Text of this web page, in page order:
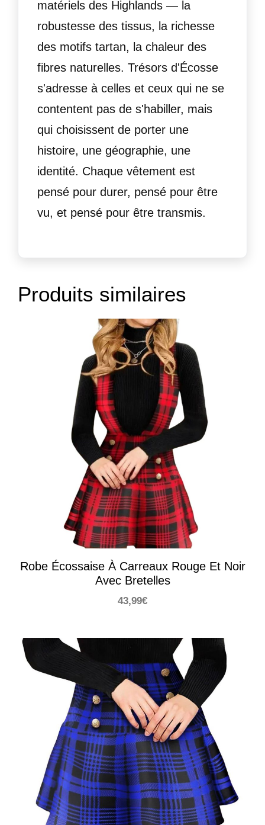
matériels des Highlands — la
robustesse des tissus, la richesse
des motifs tartan, la chaleur des
fibres naturelles. Trésors d'Écosse
s'adresse à celles et ceux qui ne se
contentent pas de s'habiller, mais
qui choisissent de porter une
histoire, une géographie, une
identité. Chaque vêtement est
pensé pour durer, pensé pour être
vu, et pensé pour être transmis.
Produits similaires
Robe Écossaise À Carreaux Rouge Et Noir
Avec Bretelles
43,99€